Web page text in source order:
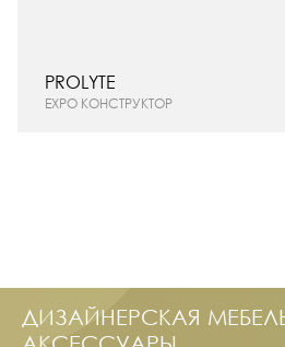
EXPO КОНСТРУКТОР
PROLYTE
Эксклюзивные стенды
ДИЗАЙНЕРСКАЯ